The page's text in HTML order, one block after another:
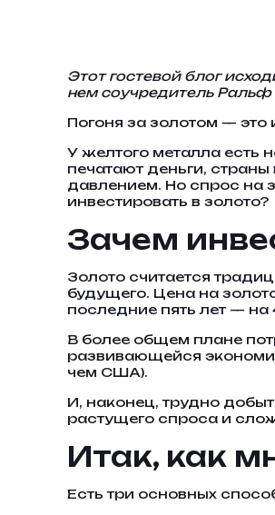
Этот гостевой блог
нем соучредитель
Погоня за золотом — это
У желтого металла есть
печатают деньги,
давлением. Но спрос на
инвестировать в золото?
Зачем
Золото считается
будущего. Цена на
последние пять лет — на
В более общем плане
развивающейся
чем США).
И, наконец, трудно
растущего спроса и
Итак, как
Есть три основных